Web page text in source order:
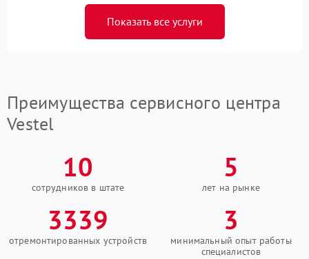
Показать все услуги
Преимущества сервисного центра
Vestel
10
сотрудников в штате
5
лет на рынке
3339
отремонтированных устройств
3
минимальный опыт работы
специалистов